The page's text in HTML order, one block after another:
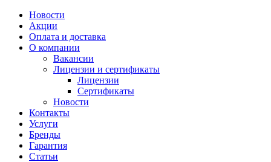
Новости
Акции
Оплата и доставка
О компании
Вакансии
Лицензии и сертификаты
Лицензии
Сертификаты
Новости
Контакты
Услуги
Бренды
Гарантия
Статьи